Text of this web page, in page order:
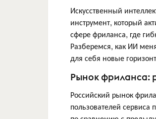
Искусственный
инструмент, который
сфере фриланса, где
Разберемся, как ИИ
для себя новые
Рынок фриланса:
Российский рынок
пользователей